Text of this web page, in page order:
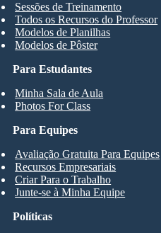
Para Estudantes
Minha Sala de Aula
Photos For Class
Sessões de Treinamento
Todos os Recursos do Professor
Modelos de Planilhas
Modelos de Pôster
Para Equipes
Avaliação Gratuita Para Equipes
Recursos Empresariais
Criar Para o Trabalho
Junte-se à Minha Equipe
Políticas